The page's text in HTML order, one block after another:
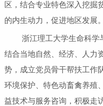
区，结合专业特色深入挖掘
的内生动力，促进地区发展。
浙江理工大学生命科学
结合当地自然、经济、人力
势，成立党员骨干帮扶工作
环境保护、特色动畜禽养殖
益技术与服务咨询，积极走